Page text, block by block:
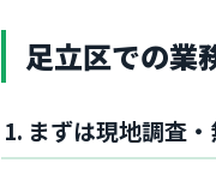
足立区での業
1. まずは現地調査